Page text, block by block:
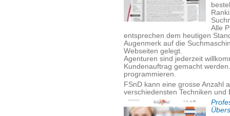
Alle
entsprechen dem heutigen
Augenmerk auf die
Webseiten gelegt.
Agenturen sind jederzeit
Kundenauftrag gemacht
programmieren.
FSnD kann eine grosse Anzahl
verschiedensten Techniken und